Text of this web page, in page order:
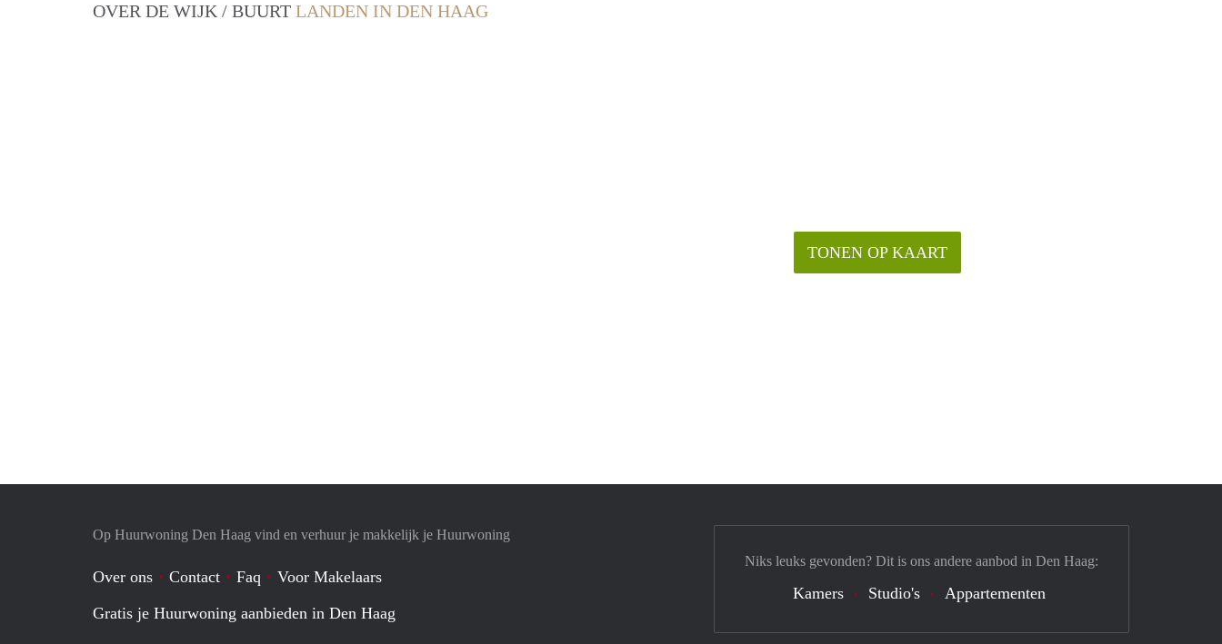
OVER DE WIJK / BUURT LANDEN IN DEN HAAG
TONEN OP KAART
Op Huurwoning Den Haag vind en verhuur je makkelijk je Huurwoning
Over ons Contact Faq
Voor Makelaars
Gratis je Huurwoning aanbieden in Den Haag
Niks leuks gevonden? Dit is ons andere aanbod in Den Haag:
Kamers Studio's Appartementen